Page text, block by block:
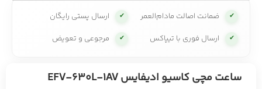
✔ ضمانت اصالت مادام‌العمر ✔ ارسال پستی رایگان
✔ ارسال فوری با تیپاکس ✔ مرجوعی و تعویض
ساعت مچی کاسیو ادیفایس EFV-630L-1AV